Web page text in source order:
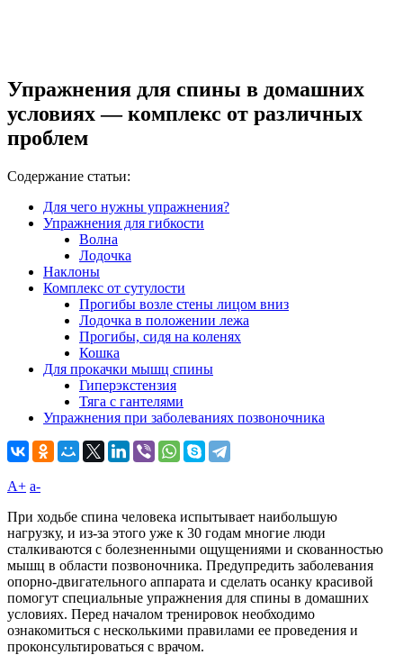
Упражнения для спины в домашних
условиях — комплекс от различных
проблем
Содержание статьи:
Для чего нужны упражнения?
Упражнения для гибкости
Волна
Лодочка
Наклоны
Комплекс от сутулости
Прогибы возле стены лицом вниз
Лодочка в положении лежа
Прогибы, сидя на коленях
Кошка
Для прокачки мышц спины
Гиперэкстензия
Тяга с гантелями
Упражнения при заболеваниях позвоночника
A+ а-
При ходьбе спина человека испытывает наибольшую
нагрузку, и из-за этого уже к 30 годам многие люди
сталкиваются с болезненными ощущениями и скованностью
мышц в области позвоночника. Предупредить заболевания
опорно-двигательного аппарата и сделать осанку красивой
помогут специальные упражнения для спины в домашних
условиях. Перед началом тренировок необходимо
ознакомиться с несколькими правилами ее проведения и
проконсультироваться с врачом.